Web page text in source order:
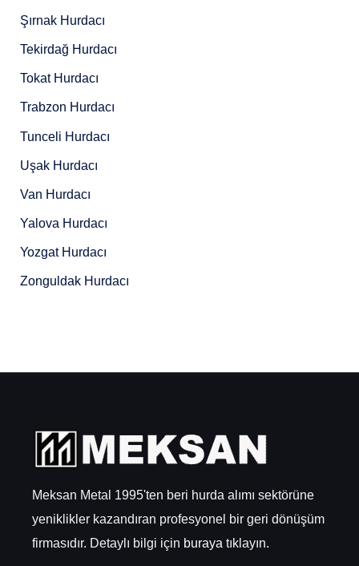
Şırnak Hurdacı
Tekirdağ Hurdacı
Tokat Hurdacı
Trabzon Hurdacı
Tunceli Hurdacı
Uşak Hurdacı
Van Hurdacı
Yalova Hurdacı
Yozgat Hurdacı
Zonguldak Hurdacı
Meksan Metal 1995'ten beri hurda alımı sektörüne
yeniklikler kazandıran profesyonel bir geri dönüşüm
firmasıdır. Detaylı bilgi için buraya tıklayın.